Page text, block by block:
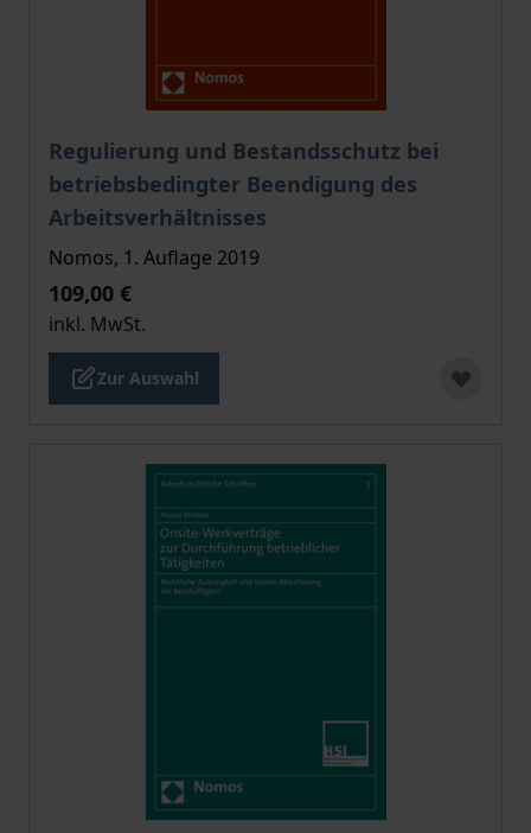
Regulierung und Bestandsschutz bei
betriebsbedingter Beendigung des
Arbeitsverhältnisses
Der Preis dieses Titels richtet sich nach der
Nomos, 1. Auflage 2019
109,00 €
inkl. MwSt.
Zur Auswahl